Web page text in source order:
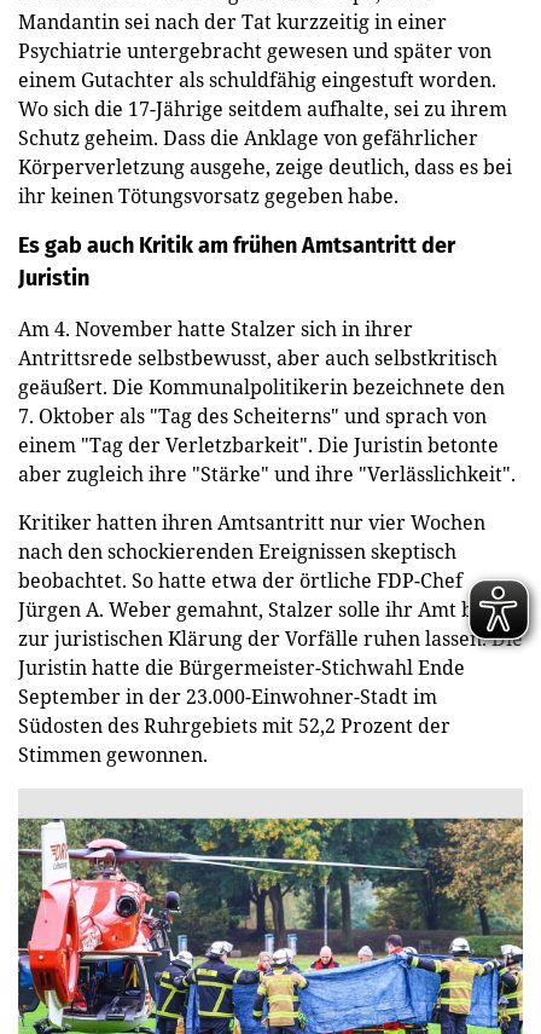
Mandantin sei nach der Tat kurzzeitig in einer
Psychiatrie untergebracht gewesen und später von
einem Gutachter als schuldfähig eingestuft worden.
Wo sich die 17-Jährige seitdem aufhalte, sei zu ihrem
Schutz geheim. Dass die Anklage von gefährlicher
Körperverletzung ausgehe, zeige deutlich, dass es bei
ihr keinen Tötungsvorsatz gegeben habe.
Es gab auch Kritik am frühen Amtsantritt der
Juristin
Am 4. November hatte Stalzer sich in ihrer
Antrittsrede selbstbewusst, aber auch selbstkritisch
geäußert. Die Kommunalpolitikerin bezeichnete den
7. Oktober als "Tag des Scheiterns" und sprach von
einem "Tag der Verletzbarkeit". Die Juristin betonte
aber zugleich ihre "Stärke" und ihre "Verlässlichkeit".
Kritiker hatten ihren Amtsantritt nur vier Wochen
nach den schockierenden Ereignissen skeptisch
beobachtet. So hatte etwa der örtliche FDP-Chef
Jürgen A. Weber gemahnt, Stalzer solle ihr Amt bis
zur juristischen Klärung der Vorfälle ruhen lassen. Die
Juristin hatte die Bürgermeister-Stichwahl Ende
September in der 23.000-Einwohner-Stadt im
Südosten des Ruhrgebiets mit 52,2 Prozent der
Stimmen gewonnen.